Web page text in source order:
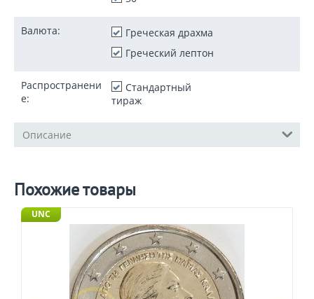
Валюта:
Греческая драхма
Греческий лептон
Распространени
е:
Стандартный
тираж
Описание
Похожие товары
UNC